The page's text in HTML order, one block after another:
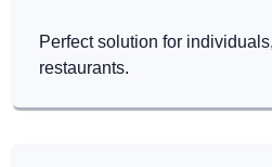
Perfect solution for
restaurants.